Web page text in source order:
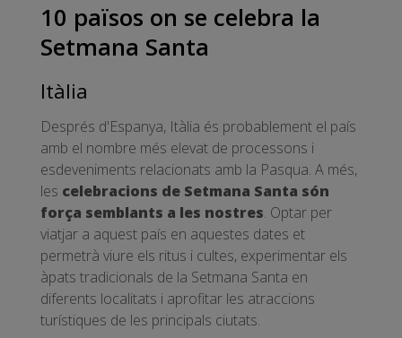
10 països on se celebra la
Setmana Santa
Itàlia
Després d'Espanya, Itàlia és probablement el país
amb el nombre més elevat de processons i
esdeveniments relacionats amb la Pasqua. A més,
les celebracions de Setmana Santa són
força semblants a les nostres. Optar per
viatjar a aquest país en aquestes dates et
permetrà viure els ritus i cultes, experimentar els
àpats tradicionals de la Setmana Santa en
diferents localitats i aprofitar les atraccions
turístiques de les principals ciutats.